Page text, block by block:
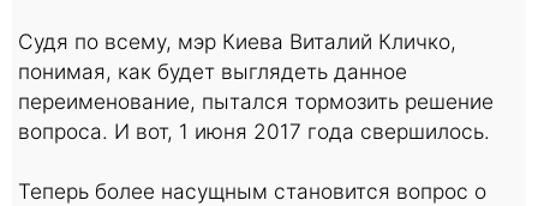
Судя по всему, мэр Киева Виталий Кличко,
понимая, как будет выглядеть данное
переименование, пытался тормозить решение
вопроса. И вот, 1 июня 2017 года свершилось.
Теперь более насущным становится вопрос о